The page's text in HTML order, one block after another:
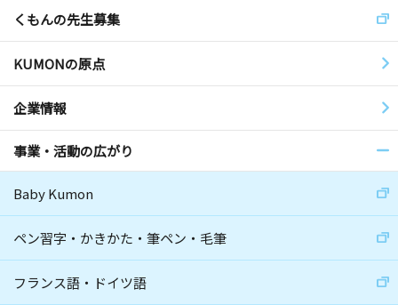
くもんの先生募集
KUMONの原点
企業情報
事業・活動の広がり
Baby Kumon
ペン習字・かきかた・筆ペン・毛筆
フランス語・ドイツ語